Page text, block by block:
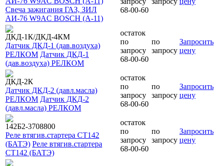
Свеча зажигания ГАЗ, ЗИЛ
АИ-76 W9AC BOSCH (А-11)
68-00-60
ДКД-1К/ДКД-4КМ
Датчик ДКД-1 (дав.воздуха)
РЕЛКОМ Датчик ДКД-1
(дав.воздуха) РЕЛКОМ
остаток
по
запросу
68-00-60
по
запросу
Запросить
цену
ДКД-2К
Датчик ДКД-2 (давл.масла)
РЕЛКОМ Датчик ДКД-2
(давл.масла) РЕЛКОМ
остаток
по
запросу
68-00-60
по
запросу
Запросить
цену
142Б2-3708800
Реле втягив.стартера СТ142
(БАТЭ) Реле втягив.стартера
СТ142 (БАТЭ)
остаток
по
запросу
68-00-60
по
запросу
Запросить
цену